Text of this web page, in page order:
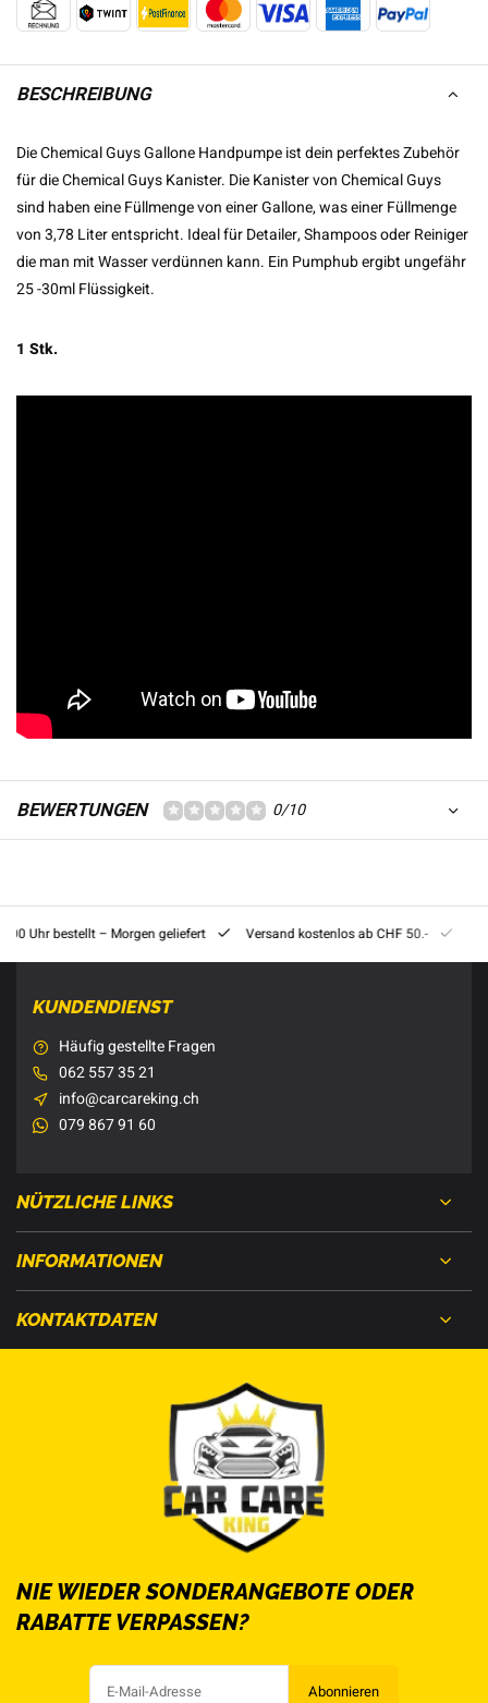
BESCHREIBUNG
Die Chemical Guys Gallone Handpumpe ist dein perfektes Zubehör
für die Chemical Guys Kanister. Die Kanister von Chemical Guys
sind haben eine Füllmenge von einer Gallone, was einer Füllmenge
von 3,78 Liter entspricht. Ideal für Detailer, Shampoos oder Reiniger
die man mit Wasser verdünnen kann. Ein Pumphub ergibt ungefähr
25 -30ml Flüssigkeit.
1 Stk.
BEWERTUNGEN 0/10
Uhr bestellt – Morgen geliefert Versand kostenlos ab CHF 50.-
KUNDENDIENST
Häufig gestellte Fragen
062 557 35 21
info@carcareking.ch
079 867 91 60
NÜTZLICHE LINKS
INFORMATIONEN
KONTAKTDATEN
NIE WIEDER SONDERANGEBOTE ODER
RABATTE VERPASSEN?
Abonnieren